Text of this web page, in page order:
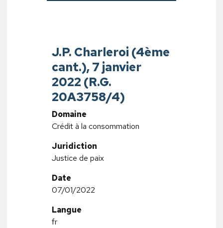
J.P. Charleroi (4ème
cant.), 7 janvier
2022 (R.G.
20A3758/4)
Domaine
Crédit à la consommation
Juridiction
Justice de paix
Date
07/01/2022
Langue
fr